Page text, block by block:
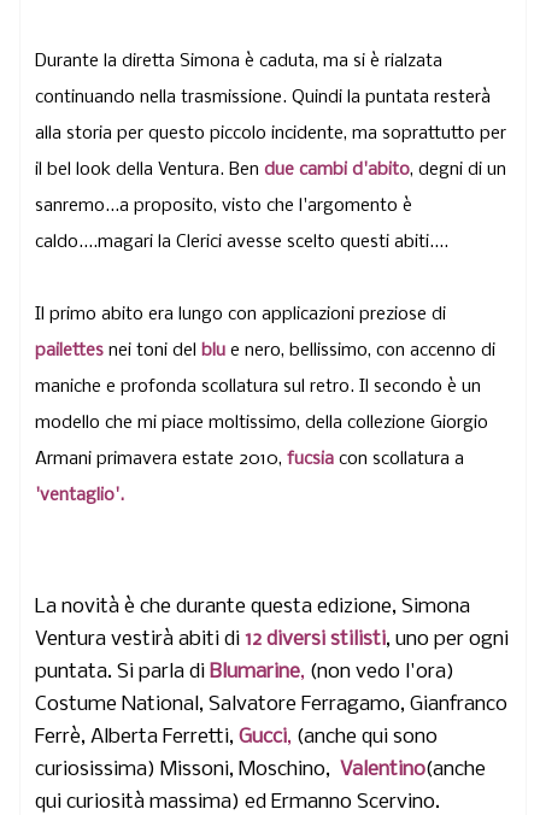
Durante la diretta Simona è caduta, ma si è rialzata
continuando nella trasmissione. Quindi la puntata resterà
alla storia per questo piccolo incidente, ma soprattutto per
il bel look della Ventura. Bendue cambi d'abito, degni di un
sanremo...a proposito, visto che l'argomento è
caldo....magari la Clerici avesse scelto questi abiti....
Il primo abito era lungo con applicazioni preziose di
pailettes nei toni del blue nero, bellissimo, con accenno di
maniche e profonda scollatura sul retro. Il secondo è un
modello che mi piace moltissimo, della collezione Giorgio
Armani primavera estate 2010,fucsia con scollatura a
'ventaglio'.
La novità è che durante questa edizione, Simona
Ventura vestirà abiti di12 diversi stilisti, uno per ogni
puntata. Si parla diBlumarine, (non vedo l'ora)
Costume National, Salvatore Ferragamo, Gianfranco
Ferrè, Alberta Ferretti,Gucci, (anche qui sono
curiosissima) Missoni, Moschino, Valentino(anche
qui curiosità massima) ed Ermanno Scervino.